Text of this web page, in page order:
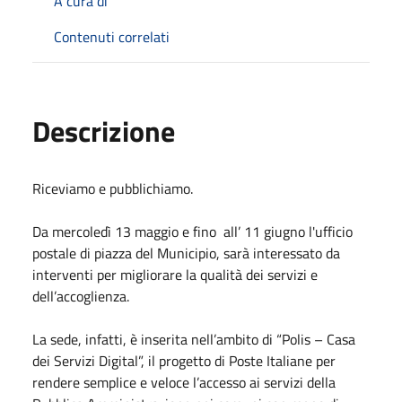
Contenuti correlati
Descrizione
Riceviamo e pubblichiamo.
Da mercoledì 13 maggio e fino all’ 11 giugno l'ufficio
postale di piazza del Municipio, sarà interessato da
interventi per migliorare la qualità dei servizi e
dell’accoglienza.
La sede, infatti, è inserita nell’ambito di “Polis – Casa
dei Servizi Digital”, il progetto di Poste Italiane per
rendere semplice e veloce l’accesso ai servizi della